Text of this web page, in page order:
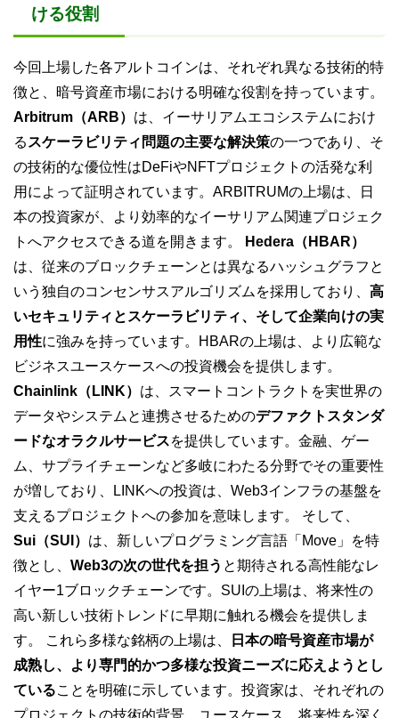
ける役割
今回上場した各アルトコインは、それぞれ異なる技術的特
徴と、暗号資産市場における明確な役割を持っています。
Arbitrum（ARB） は、イーサリアムエコシステムにおけ
る スケーラビリティ問題の主要な解決策の一つであり、そ
の技術的な優位性はDeFiやNFTプロジェクトの活発な利
用によって証明されています。ARBITRUMの上場は、日
本の投資家が、より効率的なイーサリアム関連プロジェク
トへアクセスできる道を開きます。
Hedera（HBAR）
は、従来のブロックチェーンとは異なるハッシュグラフと
いう独自のコンセンサスアルゴリズムを採用しており、 高
いセキュリティとスケーラビリティ、そして企業向けの実
用性に強みを持っています。HBARの上場は、より広範な
ビジネスユースケースへの投資機会を提供します。
Chainlink（LINK） は、スマートコントラクトを実世界の
データやシステムと連携させるためのデファクトスタンダ
ードなオラクルサービスを提供しています。金融、ゲー
ム、サプライチェーンなど多岐にわたる分野でその重要性
が増しており、LINKへの投資は、Web3インフラの基盤を
支えるプロジェクトへの参加を意味します。 そして、
Sui（SUI） は、新しいプログラミング言語「Move」を特
徴とし、 Web3の次の世代を担う と期待される高性能なレ
イヤー1ブロックチェーンです。SUIの上場は、将来性の
高い新しい技術トレンドに早期に触れる機会を提供しま
す。 これら多様な銘柄の上場は、
日本の暗号資産市場が
成熟し、より専門的かつ多様な投資ニーズに応えようとし
ていることを明確に示しています。投資家は、それぞれの
プロジェクトの技術的背景、ユースケース、将来性を深く